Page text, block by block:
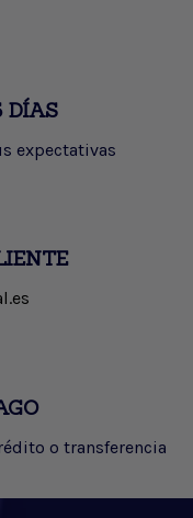
DÍAS
expectativas
o transferencia